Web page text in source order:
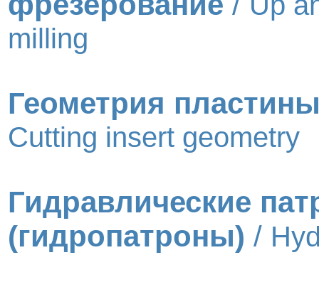
milling
Геометрия
Cutting insert geometry
Гидравлические
(гидропатроны) /